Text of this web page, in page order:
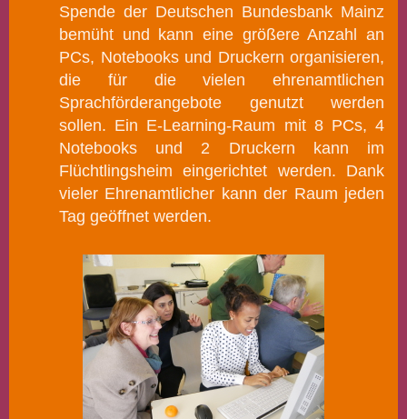
Spende der Deutschen Bundesbank Mainz
bemüht und kann eine größere Anzahl an
PCs, Notebooks und Druckern organisieren,
die für die vielen ehrenamtlichen
Sprachförderangebote genutzt werden
sollen. Ein E-Learning-Raum mit 8 PCs, 4
Notebooks und 2 Druckern kann im
Flüchtlingsheim eingerichtet werden. Dank
vieler Ehrenamtlicher kann der Raum jeden
Tag geöffnet werden.